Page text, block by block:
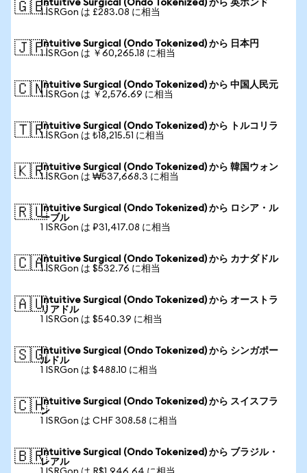
🇬🇧Intuitive Surgical (Ondo Tokenized) から 英ポンド
1 ISRGon は £283.08 に相当
🇯🇵Intuitive Surgical (Ondo Tokenized) から 日本円
1 ISRGon は ￥60,265.18 に相当
🇨🇳Intuitive Surgical (Ondo Tokenized) から 中国人民元
1 ISRGon は ￥2,576.69 に相当
🇹🇷Intuitive Surgical (Ondo Tokenized) から トルコリラ
1 ISRGon は ₺18,215.51 に相当
🇰🇷Intuitive Surgical (Ondo Tokenized) から 韓国ウォン
1 ISRGon は ₩537,668.3 に相当
🇷🇺Intuitive Surgical (Ondo Tokenized) から ロシア・ル
ーブル
1 ISRGon は ₽31,417.08 に相当
🇨🇦Intuitive Surgical (Ondo Tokenized) から カナダドル
1 ISRGon は $532.76 に相当
🇦🇺Intuitive Surgical (Ondo Tokenized) から オーストラ
リアドル
1 ISRGon は $540.39 に相当
🇸🇬Intuitive Surgical (Ondo Tokenized) から シンガポー
ルドル
1 ISRGon は $488.10 に相当
🇨🇭Intuitive Surgical (Ondo Tokenized) から スイスフラ
ン
1 ISRGon は CHF 308.58 に相当
🇧🇷Intuitive Surgical (Ondo Tokenized) から ブラジル・
レアル